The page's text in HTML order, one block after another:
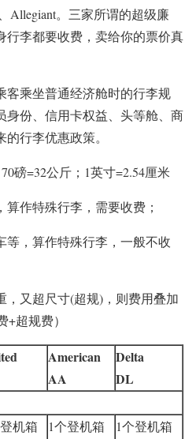
Allegiant。三家所谓的超级廉
行李都要收费，卖给你的票价真
客乘坐普通经济舱时的行李规
身份、信用卡权益、头等舱、商
行李优惠政策。
磅=32公斤；1英寸=2.54厘米
作特殊行李，需要收费；
等，算作特殊行李，一般不收
，又超尺寸(超规)，则费用叠加
超规费）
American
AA
Delta
DL
机箱
1个登机箱
1个登机箱